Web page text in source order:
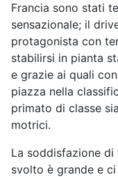
Francia sono stati
sensazionale; il
protagonista con
stabilirsi in pianta
e grazie ai quali
piazza nella
primato di classe
motrici.
La soddisfazione
svolto è grande e